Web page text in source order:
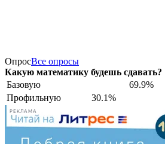
ОпросВсе опросы
Какую математику будешь сдавать?
Базовую
69.9%
Профильную
30.1%
РЕКЛАМА